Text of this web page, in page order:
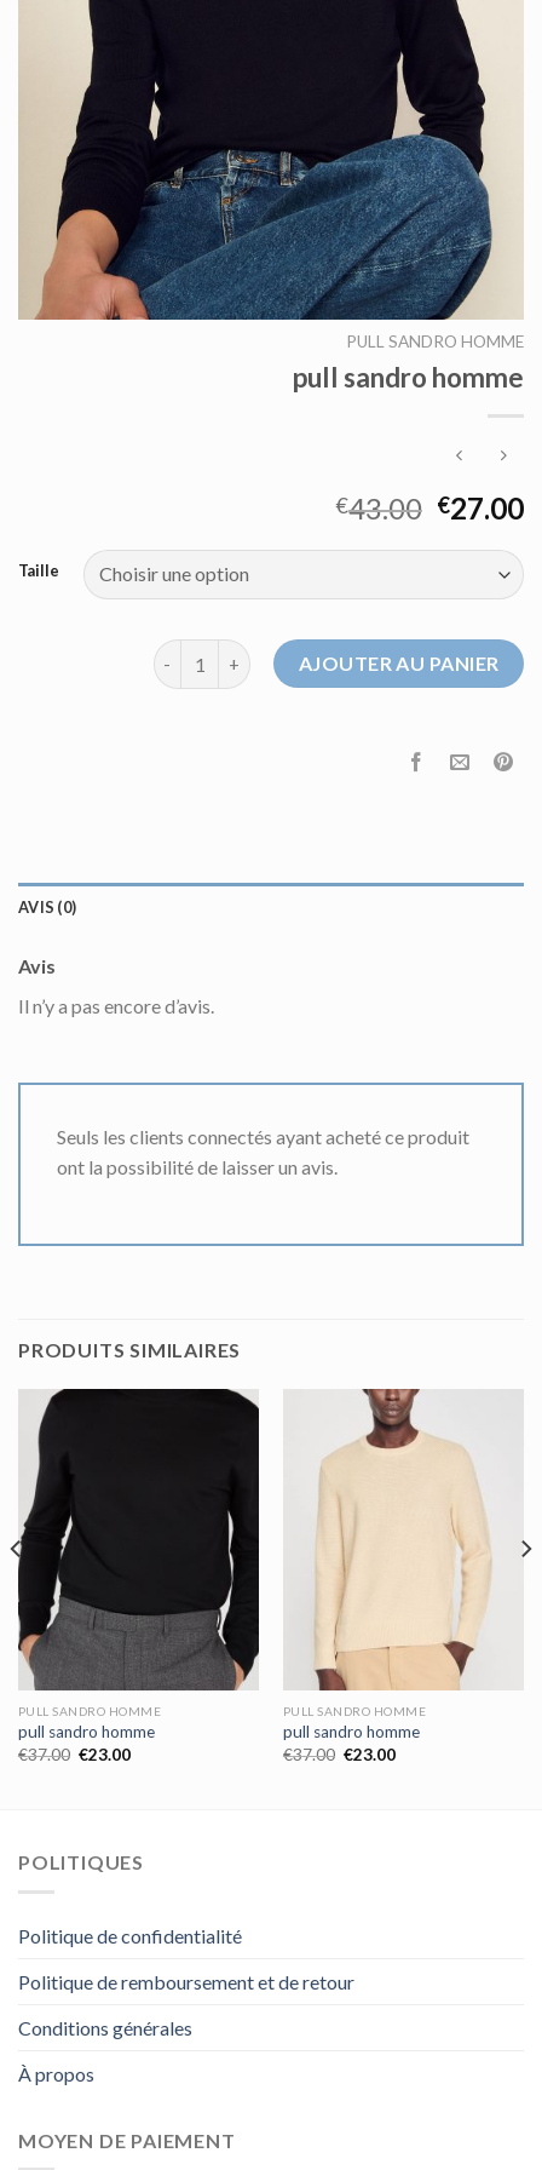
PULL SANDRO HOMME
pull sandro homme
€43.00 €27.00
Taille
quantité de pull sandro hommeAJOUTER AU PANIER
AVIS (0)
Avis
Il n’y a pas encore d’avis.
Seuls les clients connectés ayant acheté ce produit
ont la possibilité de laisser un avis.
PRODUITS SIMILAIRES
PULL SANDRO HOMME
pull sandro homme
€37.00 €23.00
PULL SANDRO HOMME
pull sandro homme
€37.00 €23.00
POLITIQUES
Politique de confidentialité
Politique de remboursement et de retour
Conditions générales
À propos
MOYEN DE PAIEMENT